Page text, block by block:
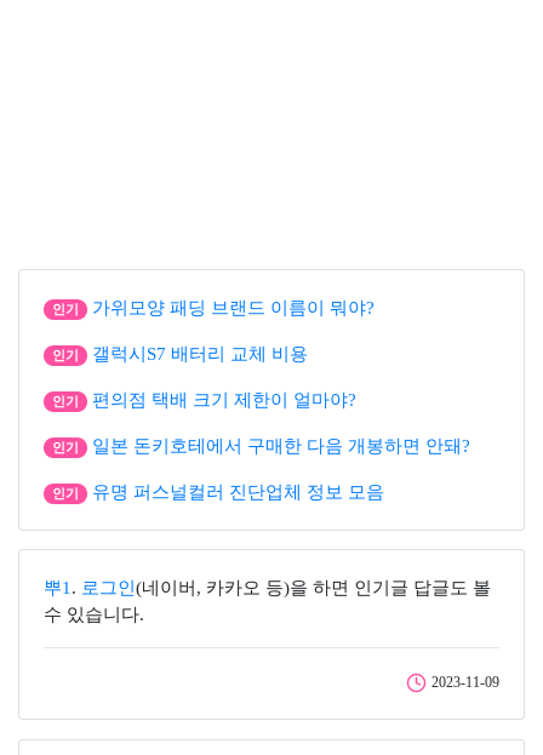
인기 가위모양 패딩 브랜드 이름이 뭐야?
인기 갤럭시S7 배터리 교체 비용
인기 편의점 택배 크기 제한이 얼마야?
인기 일본 돈키호테에서 구매한 다음 개봉하면 안돼?
인기 유명 퍼스널컬러 진단업체 정보 모음
뿌1 . 로그인 (네이버, 카카오 등)을 하면 인기글 답글도 볼
수 있습니다.
2023-11-09